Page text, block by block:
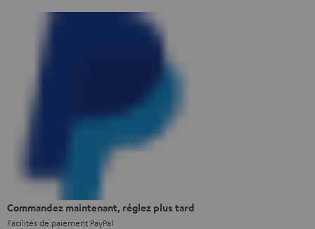
Commandez maintenant, réglez plus tard
Facilités de paiement PayPal